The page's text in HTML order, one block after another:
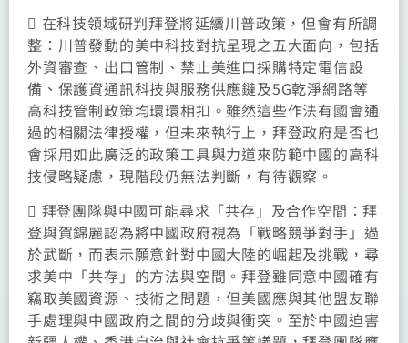
 在科技領域研判拜登將延續川普政策，但會有所調
整：川普發動的美中科技對抗呈現之五大面向，包括
外資審查、出口管制、禁止美進口採購特定電信設
備、保護資通訊科技與服務供應鏈及5G乾淨網路等
高科技管制政策均環環相扣。雖然這些作法有國會通
過的相關法律授權，但未來執行上，拜登政府是否也
會採用如此廣泛的政策工具與力道來防範中國的高科
技侵略疑慮，現階段仍無法判斷，有待觀察。
 拜登團隊與中國可能尋求「共存」及合作空間：拜
登與賀錦麗認為將中國政府視為「戰略競爭對手」過
於武斷，而表示願意針對中國大陸的崛起及挑戰，尋
求美中「共存」的方法與空間。拜登雖同意中國確有
竊取美國資源、技術之問題，但美國應與其他盟友聯
手處理與中國政府之間的分歧與衝突。至於中國迫害